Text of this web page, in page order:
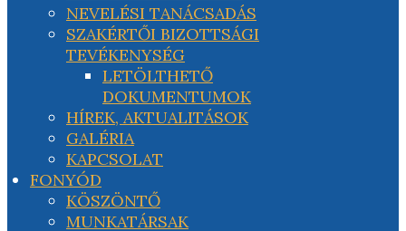
NEVELÉSI TANÁCSADÁS
SZAKÉRTŐI BIZOTTSÁGI
TEVÉKENYSÉG
LETÖLTHETŐ
DOKUMENTUMOK
HÍREK, AKTUALITÁSOK
GALÉRIA
KAPCSOLAT
FONYÓD
KÖSZÖNTŐ
MUNKATÁRSAK